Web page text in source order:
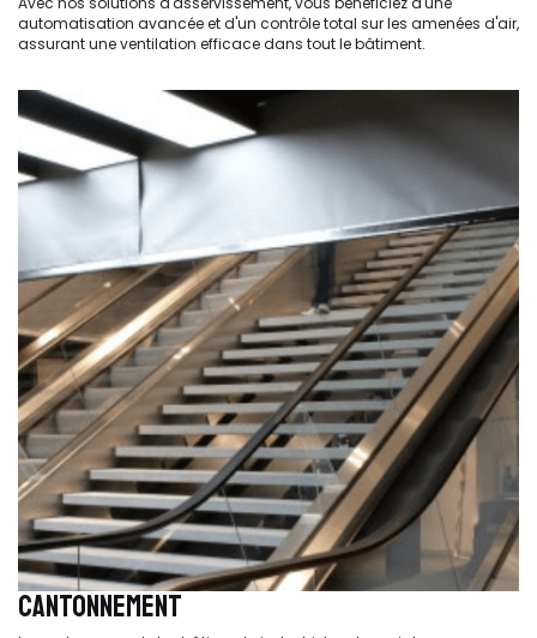
automatisation avancée et d'un contrôle total sur les amenées d'air,
assurant une ventilation efficace dans tout le bâtiment.
CANTONNEMENT